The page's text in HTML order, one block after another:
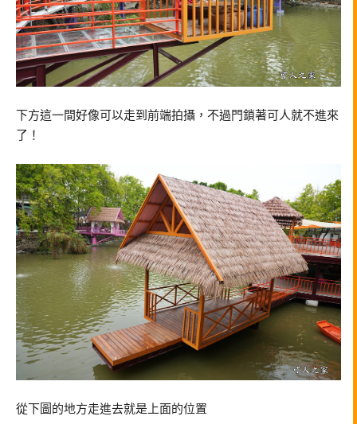
下方這一間好像可以走到前端拍攝，不過門鎖著可人就不進來
了！
從下圖的地方走進去就是上面的位置